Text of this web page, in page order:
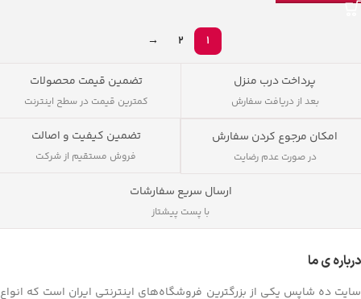
1
2
→
پرداخت درب منزل
بعد از دریافت سفارش
تضمین قیمت محصولات
کمترین قیمت در سطح اینترنت
امکان مرجوع کردن سفارش
در صورت عدم رضایت
تضمین کیفیت و اصالت
فروش مستقیم از شرکت
ارسال سریع سفارشات
با پست پیشتاز
درباره ی ما
سایت ده شاپس یکی از بزرگترین فروشگاه‌های اینترنتی ایران است که انواع